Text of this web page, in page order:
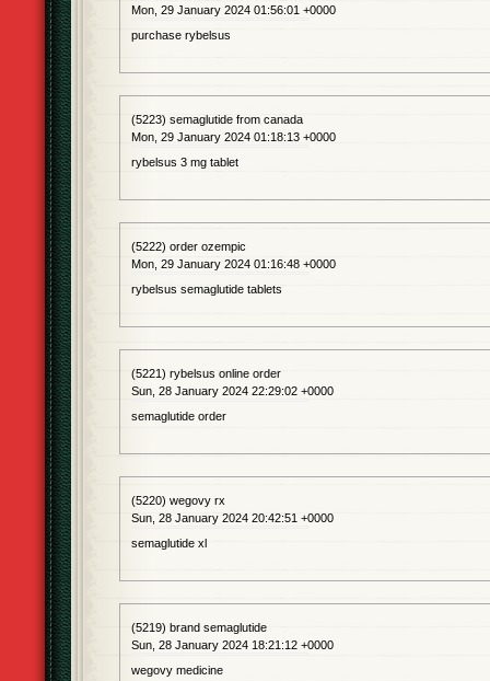
Mon, 29 January 2024 01:56:01 +0000
purchase rybelsus
(5223) semaglutide from canada
Mon, 29 January 2024 01:18:13 +0000
rybelsus 3 mg tablet
(5222) order ozempic
Mon, 29 January 2024 01:16:48 +0000
rybelsus semaglutide tablets
(5221) rybelsus online order
Sun, 28 January 2024 22:29:02 +0000
semaglutide order
(5220) wegovy rx
Sun, 28 January 2024 20:42:51 +0000
semaglutide xl
(5219) brand semaglutide
Sun, 28 January 2024 18:21:12 +0000
wegovy medicine